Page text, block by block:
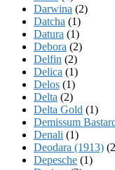
Darwina (2)
Datcha (1)
Datura (1)
Debora (2)
Delfin (2)
Delica (1)
Delos (1)
Delta (2)
Delta Gold (1)
Demissum
Denali (1)
Deodara (1913)
Depesche (1)